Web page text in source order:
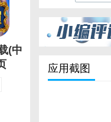
(中
应用截图